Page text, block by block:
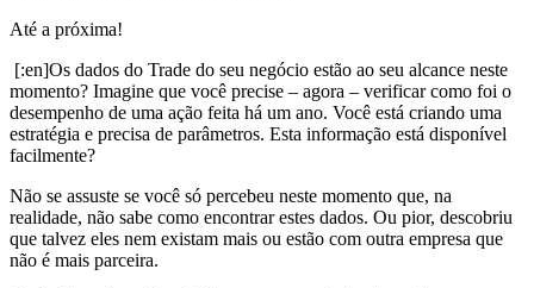
Até a próxima!
[:en]Os dados do Trade do seu negócio estão ao seu alcance neste
momento? Imagine que você precise – agora – verificar como foi o
desempenho de uma ação feita há um ano. Você está criando uma
estratégia e precisa de parâmetros. Esta informação está disponível
facilmente?
Não se assuste se você só percebeu neste momento que, na
realidade, não sabe como encontrar estes dados. Ou pior, descobriu
que talvez eles nem existam mais ou estão com outra empresa que
não é mais parceira.